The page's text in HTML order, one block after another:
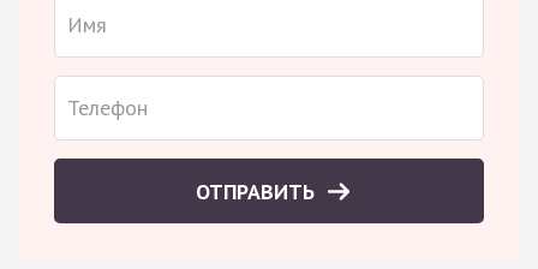
ОТПРАВИТЬ